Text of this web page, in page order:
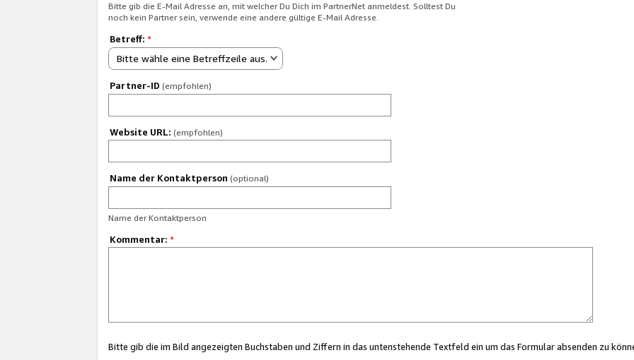
Bitte gib die E-Mail Adresse an, mit welcher Du Dich im PartnerNet anmeldest. Solltest Du
noch kein Partner sein, verwende eine andere gültige E-Mail Adresse.
Betreff: *
Bitte wähle eine Betreffzeile aus.
Partner-ID (empfohlen)
Website URL: (empfohlen)
Name der Kontaktperson (optional)
Name der Kontaktperson
Kommentar: *
Bitte gib die im Bild angezeigten Buchstaben und Ziffern in das untenstehende Textfeld ein um das Formular absenden zu